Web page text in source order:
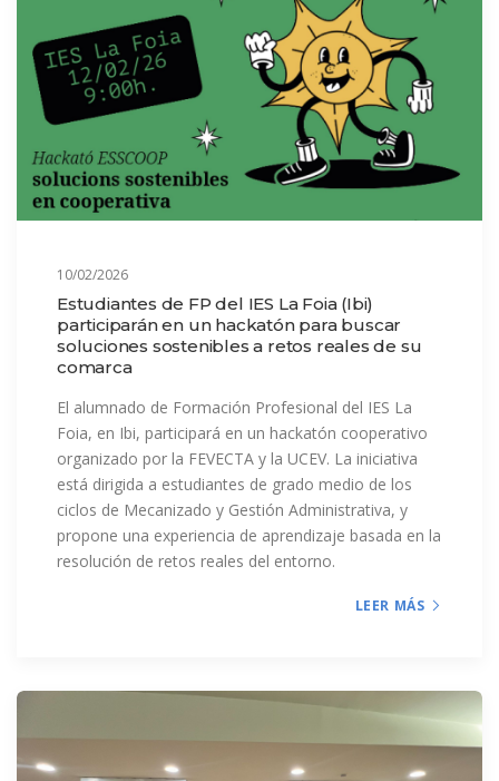
10/02/2026
Estudiantes de FP del IES La Foia (Ibi)
participarán en un hackatón para buscar
soluciones sostenibles a retos reales de su
comarca
El alumnado de Formación Profesional del IES La
Foia, en Ibi, participará en un hackatón cooperativo
organizado por la FEVECTA y la UCEV. La iniciativa
está dirigida a estudiantes de grado medio de los
ciclos de Mecanizado y Gestión Administrativa, y
propone una experiencia de aprendizaje basada en la
resolución de retos reales del entorno.
LEER MÁS